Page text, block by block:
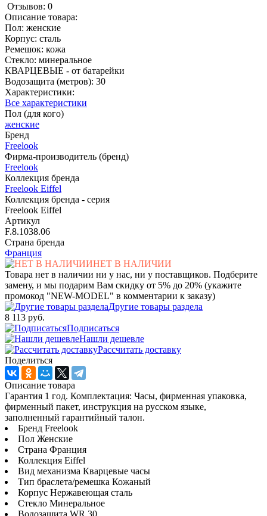
Отзывов: 0
Описание товара:
Пол: женские
Корпус: сталь
Ремешок: кожа
Стекло: минеральное
КВАРЦЕВЫЕ - от батарейки
Водозащита (метров): 30
Характеристики:
Все характеристики
Пол (для кого)
женские
Бренд
Freelook
Фирма-производитель (бренд)
Freelook
Коллекция бренда
Freelook Eiffel
Коллекция бренда - серия
Freelook Eiffel
Артикул
F.8.1038.06
Страна бренда
Франция
НЕТ В НАЛИЧИИ
Товара нет в наличии ни у нас, ни у поставщиков. Подберите
замену, и мы подарим Вам скидку от 5% до 20% (укажите
промокод "NEW-MODEL" в комментарии к заказу)
Другие товары раздела
8 113 руб.
Подписаться
Нашли дешевле
Рассчитать доставку
Поделиться
Описание товара
Гарантия 1 год. Комплектация: Часы, фирменная упаковка,
фирменный пакет, инструкция на русском языке,
заполненный гарантийный талон.
Бренд Freelook
Пол Женские
Страна Франция
Коллекция Eiffel
Вид механизма Кварцевые часы
Тип браслета/ремешка Кожаный
Корпус Нержавеющая сталь
Стекло Минеральное
Водозащита WR 30